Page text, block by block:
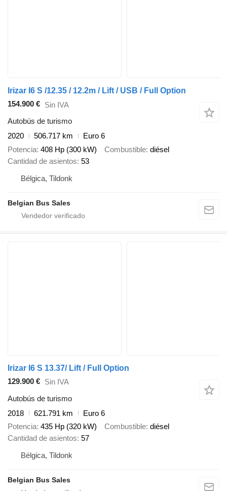
Irizar I6 S /12.35 / 12.2m / Lift / USB / Full Option
154.900 € Sin IVA
Autobús de turismo
2020
506.717 km
Euro 6
Potencia 408 Hp (300 kW) Combustible diésel
Cantidad de asientos 53
Bélgica, Tildonk
Belgian Bus Sales
Irizar I6 S 13.37/ Lift / Full Option
129.900 € Sin IVA
Autobús de turismo
2018
621.791 km
Euro 6
Potencia 435 Hp (320 kW) Combustible diésel
Cantidad de asientos 57
Bélgica, Tildonk
Belgian Bus Sales